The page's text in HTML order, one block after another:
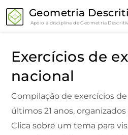
Geometria
Apoio à disciplina de Geometria
Exercícios de
nacional
Compilação de exercícios
últimos 21 anos,
Clica sobre um tema para